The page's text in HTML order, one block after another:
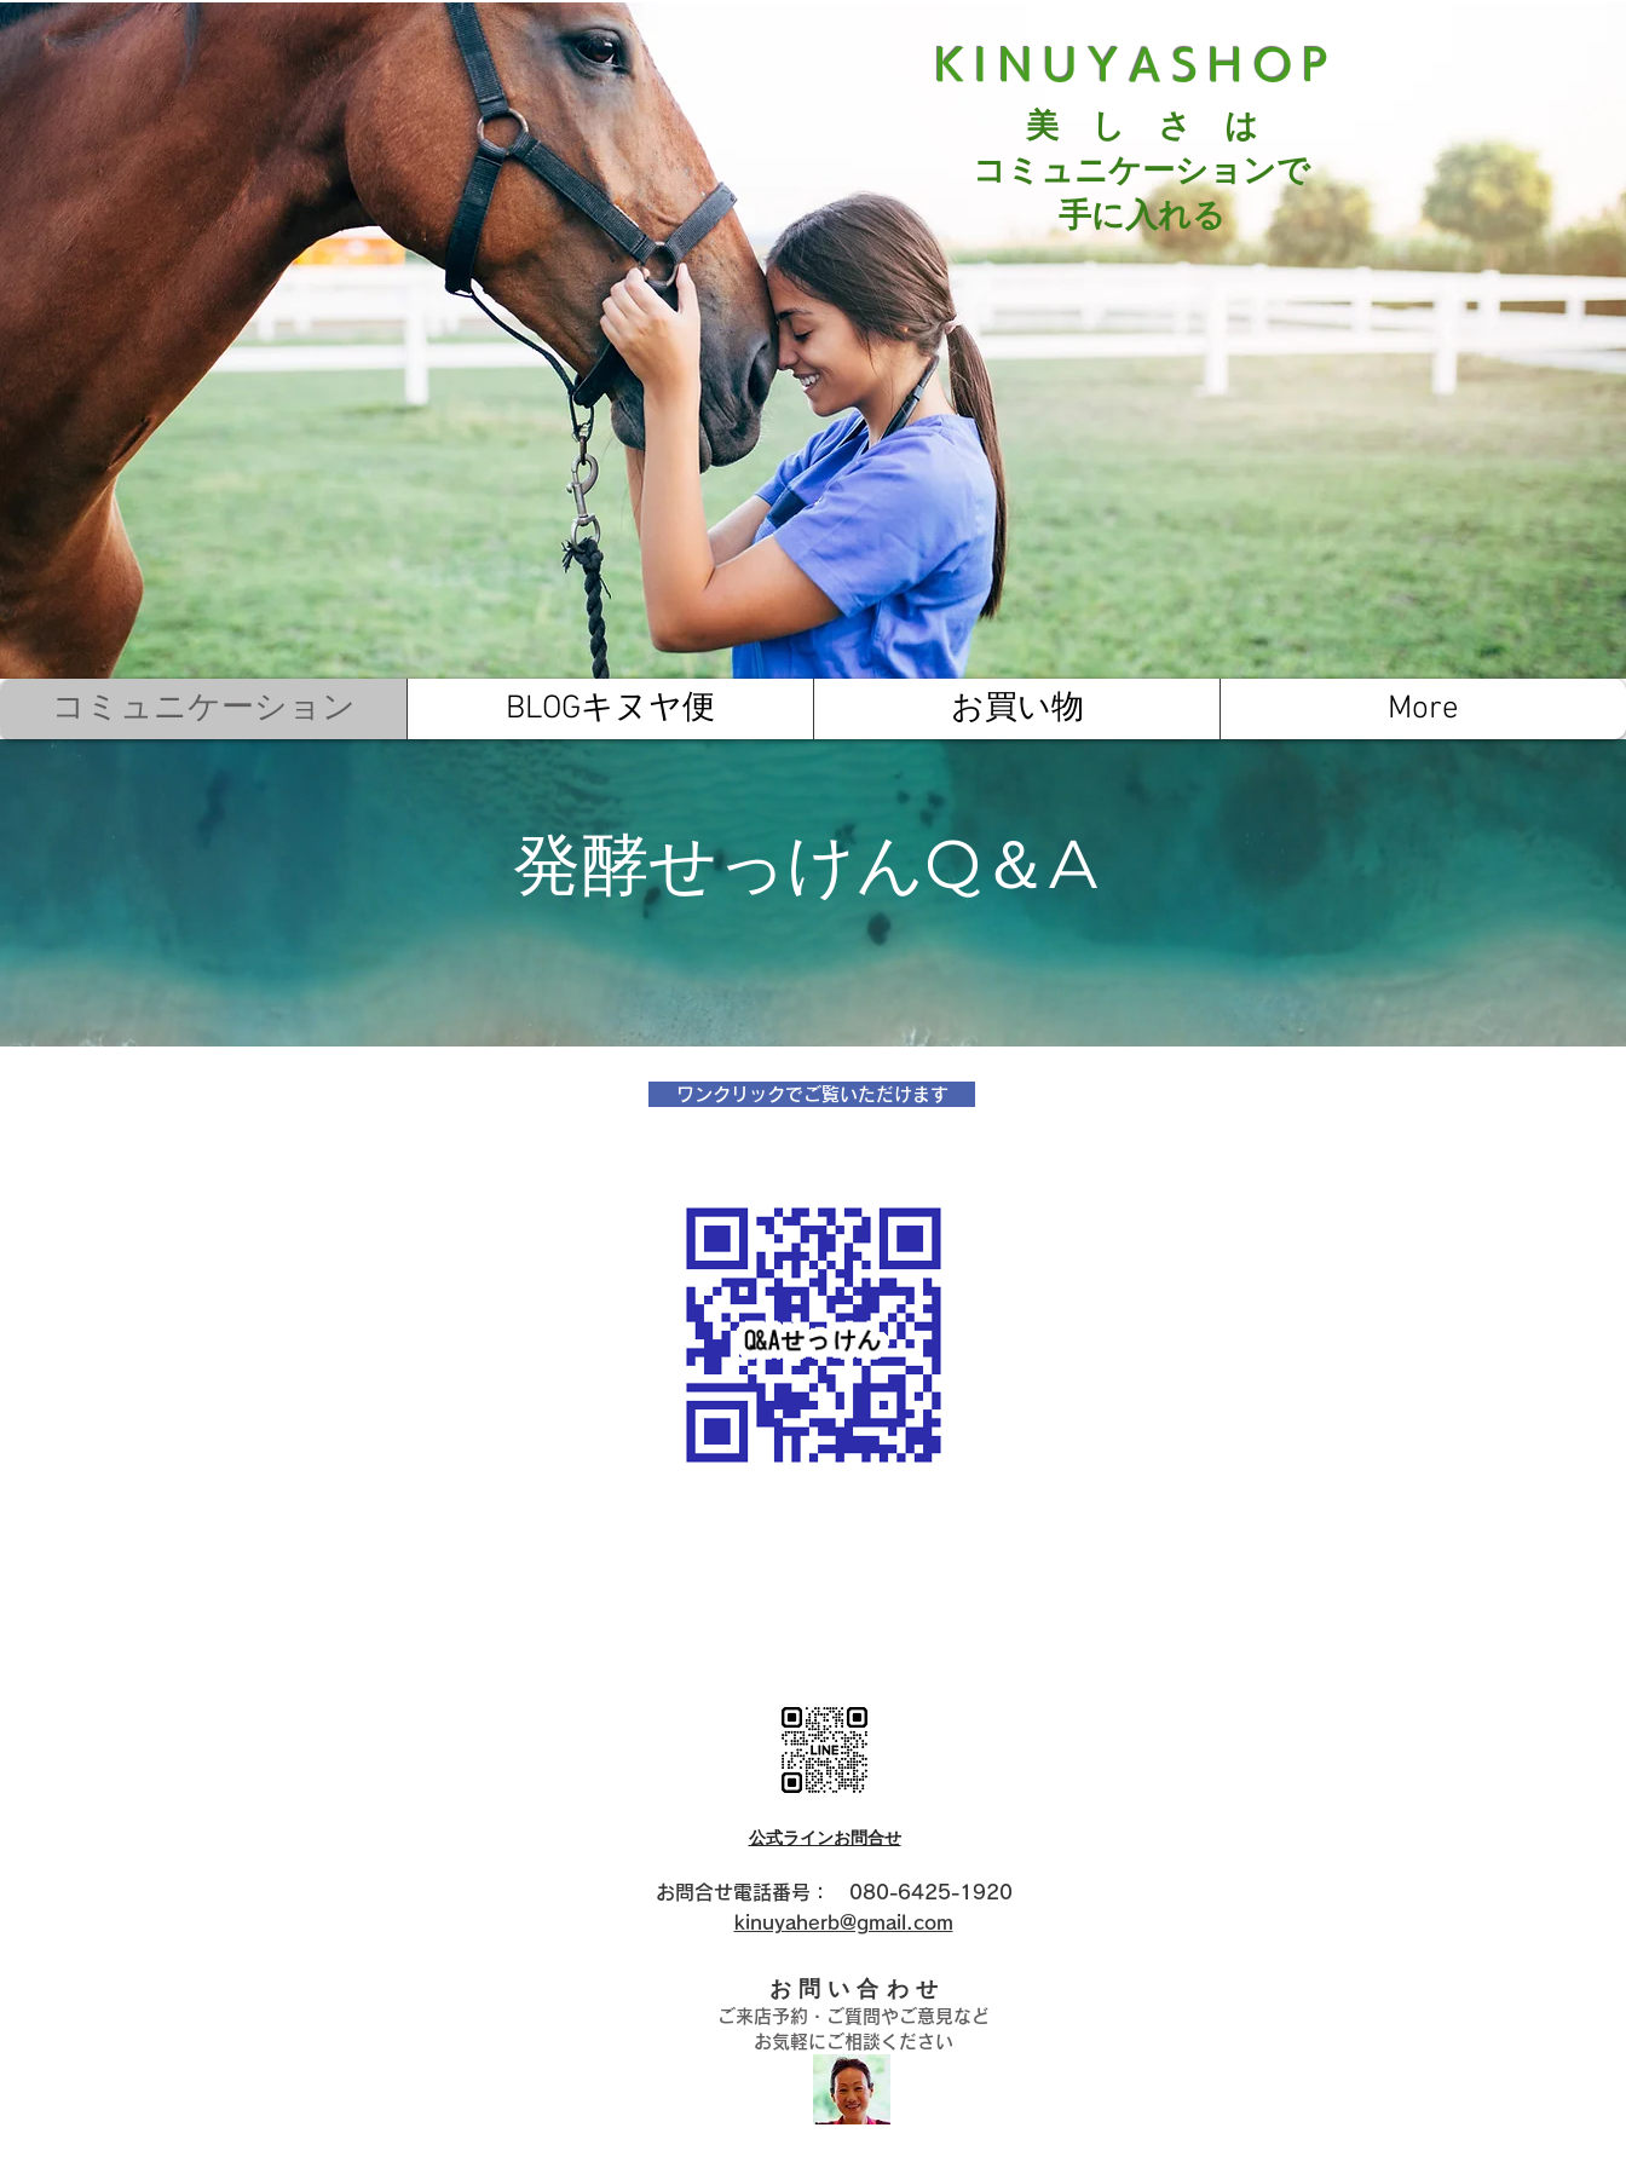
KINUYASHOP
美 し さ は
コミュニケーションで
手に入れる
コミュニケーション BLOGキヌヤ便 お買い物 More
​発酵せっけんQ＆A
ワンクリックでご覧いただけます
公式ラインお問合せ
​お問合せ電話番号： 080-6425-1920
kinuyaherb@gmail.com
お問い合わせ
ご来店予約・ご質問やご意見など
お気軽にご相談ください